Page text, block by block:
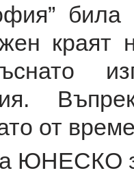
краят
от
ЮНЕСКО